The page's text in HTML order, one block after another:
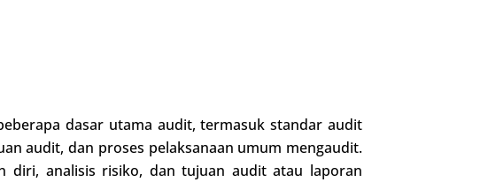
dasar utama audit, termasuk standar audit
audit, dan proses pelaksanaan umum mengaudit.
diri, analisis risiko, dan tujuan audit atau laporan